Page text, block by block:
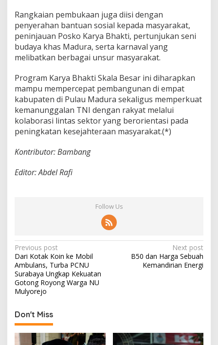
Rangkaian pembukaan juga diisi dengan
penyerahan bantuan sosial kepada masyarakat,
peninjauan Posko Karya Bhakti, pertunjukan seni
budaya khas Madura, serta karnaval yang
melibatkan berbagai unsur masyarakat.
Program Karya Bhakti Skala Besar ini diharapkan
mampu mempercepat pembangunan di empat
kabupaten di Pulau Madura sekaligus memperkuat
kemanunggalan TNI dengan rakyat melalui
kolaborasi lintas sektor yang berorientasi pada
peningkatan kesejahteraan masyarakat.(*)
Kontributor: Bambang
Editor: Abdel Rafi
Follow Us
P
o
s
t
a
v
Previous post
Dari Kotak Koin ke Mobil
Ambulans, Turba PCNU
Surabaya Ungkap Kekuatan
Gotong Royong Warga NU
Mulyorejo
Next post
B50 dan Harga Sebuah
Kemandirian Energi
Don't Miss